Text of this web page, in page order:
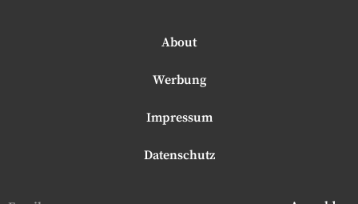
About
Werbung
Impressum
Datenschutz